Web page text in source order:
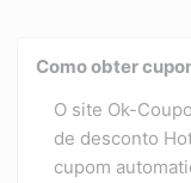
Como obter
O site Ok-
de desconto
cupom